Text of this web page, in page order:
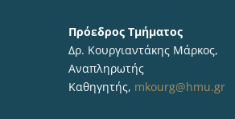
Πρόεδρος Τμήματος
Δρ. Κουργιαντάκης Μάρκος,
Αναπληρωτής
Καθηγητής, mkourg@hmu.gr